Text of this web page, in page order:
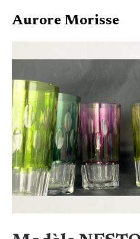
Aurore Morisse